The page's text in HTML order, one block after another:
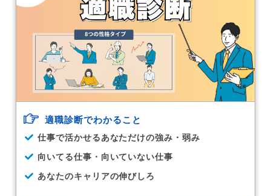
適職診断でわかること
仕事で活かせるあなただけの強み・弱み
向いてる仕事・向いていない仕事
あなたのキャリアの伸びしろ